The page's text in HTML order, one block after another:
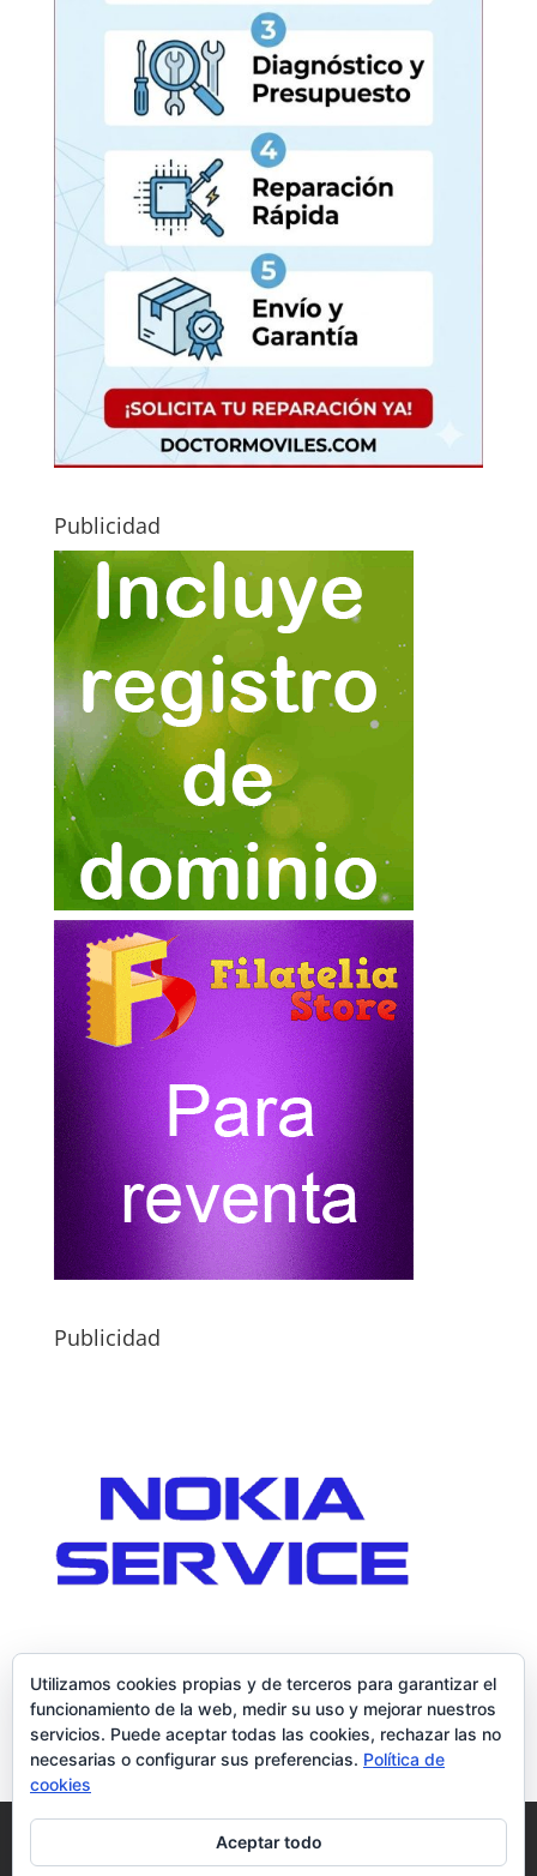
Publicidad
Publicidad
Condiciones y Privacidad
Utilizamos cookies propias y de terceros para garantizar el
funcionamiento de la web, medir su uso y mejorar nuestros
servicios. Puede aceptar todas las cookies, rechazar las no
necesarias o configurar sus preferencias. Política de
cookies
Aceptar todo